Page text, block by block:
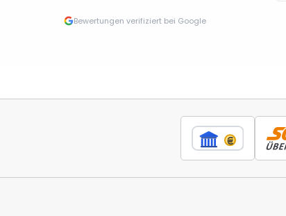
Bewertungen verifiziert bei Google